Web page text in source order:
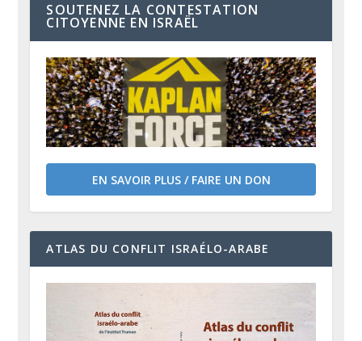
SOUTENEZ LA CONTESTATION
CITOYENNE EN ISRAËL
EN SAVOIR PLUS / FAIRE UN DON
ATLAS DU CONFLIT ISRAÉLO-ARABE